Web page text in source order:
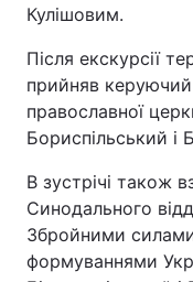
Зброя
Здоров'я
Цікавинки
Екологія
Лонгріди
Кулішовим.
Після екскурсії
прийняв керуючий
православної
Бориспільський і
В зустрічі також
Синодального
Збройними
формуваннями